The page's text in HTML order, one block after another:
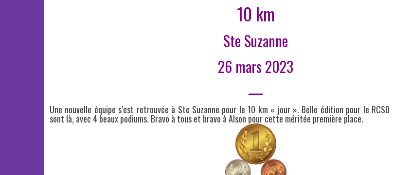
10 km
Ste Suzanne
26 mars 2023
—
Une nouvelle équipe s’est retrouvée à Ste Suzanne pour le 10 km « jour ». Belle édition pour le
sont là, avec 4 beaux podiums. Bravo à tous et bravo à Alson pour cette méritée première place.